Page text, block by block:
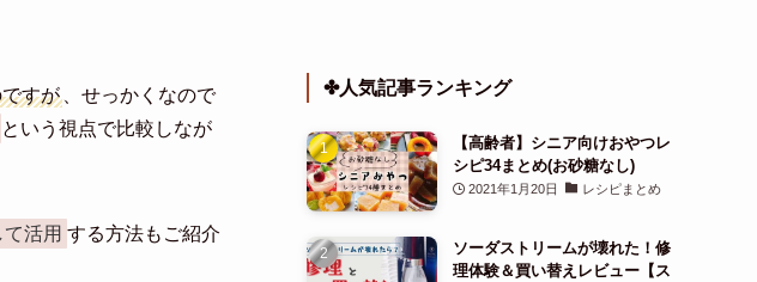
すが
、せっかくなので
という視点で比較しなが
活用 する方法もご紹介
✤人気記事ランキング
【高齢者】シニア向けおやつレ
シピ34まとめ(お砂糖なし)
2021年1月20日 レシピまとめ
ソーダストリームが壊れた！修
理体験＆買い替えレビュー【ス